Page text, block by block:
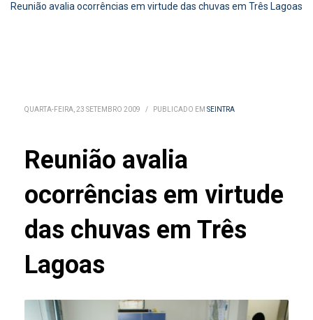
Reunião avalia ocorrências em virtude das chuvas em Três Lagoas
QUARTA-FEIRA, 23 SETEMBRO 2009 / PUBLICADO EM SEINTRA
Reunião avalia
ocorrências em virtude
das chuvas em Três
Lagoas